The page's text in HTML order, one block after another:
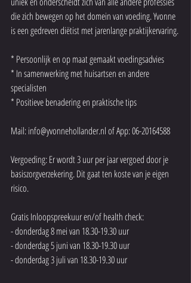
die zich bewegen op het domein van voeding. Yvonne
is een gedreven diëtist met jarenlange praktijkervaring.
* Persoonlijk en op maat gemaakt voedingsadvies
* In samenwerking met huisartsen en andere
specialisten
* Positieve benadering en praktische tips
Mail: info@yvonnehollander.nl of App: 06-20164588
Vergoeding: Er wordt 3 uur per jaar vergoed door je
basiszorgverzekering. Dit gaat ten koste van je eigen
risico.
Gratis Inloopspreekuur en/of health check:
- donderdag 8 mei van 18.30-19.30 uur
- donderdag 5 juni van 18.30-19.30 uur
- donderdag 3 juli van 18.30-19.30 uur